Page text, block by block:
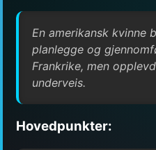
En amerikansk kvinne
planlegge og
Frankrike, men
underveis.
Hovedpunkter: